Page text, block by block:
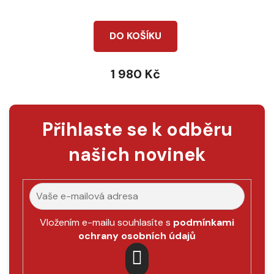
DO KOŠÍKU
1 980 Kč
Přihlaste se k odběru
našich novinek
Vložením e-mailu souhlasíte s podmínkami
ochrany osobních údajů